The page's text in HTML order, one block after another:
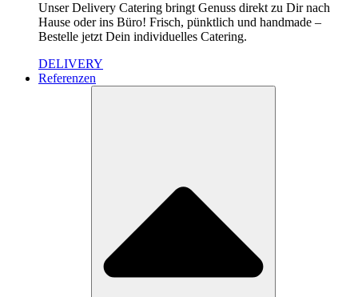
Unser Delivery Catering bringt Genuss direkt zu Dir nach
Hause oder ins Büro! Frisch, pünktlich und handmade –
Bestelle jetzt Dein individuelles Catering.
DELIVERY
Referenzen